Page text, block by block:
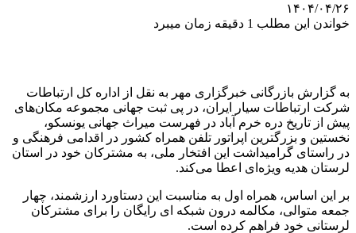
۱۴۰۴/۰۴/۲۶
خواندن این مطلب 1 دقیقه زمان میبرد
به گزارش بازرگانی خبرگزاری مهر به نقل از اداره کل ارتباطات
شرکت ارتباطات سیار ایران، در پی ثبت جهانی مجموعه مکان‌های
پیش از تاریخ دره خرم آباد در فهرست میراث جهانی یونسکو،
نخستین و بزرگترین اپراتور تلفن همراه کشور در اقدامی فرهنگی و
در راستای گرامیداشت این افتخار ملی، به مشترکان خود در استان
لرستان هدیه ویژه‌ای اعطا می‌کند.
بر این اساس، همراه اول به مناسبت این دستاورد ارزشمند، چهار
جمعه متوالی، مکالمه درون شبکه ای رایگان را برای مشترکان
لرستانی خود فراهم کرده است.